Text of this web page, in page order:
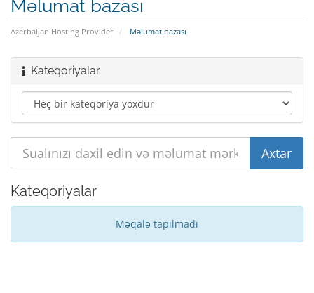
Məlumat bazası
Azerbaijan Hosting Provider Məlumat bazası
Kateqoriyalar
Kateqoriyalar
Məqalə tapılmadı